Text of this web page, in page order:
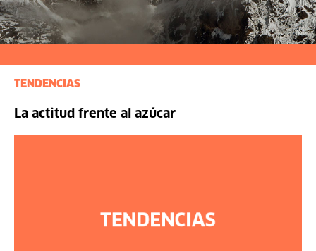
TENDENCIAS
La actitud frente al azúcar